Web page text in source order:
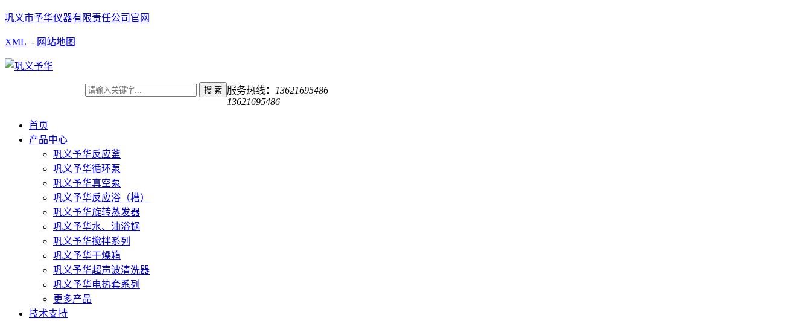
巩义市予华仪器有限责任公司官网
XML - 网站地图
服务热线：
13621695486
13621695486
首页
产品中心
巩义予华反应釜
巩义予华循环泵
巩义予华真空泵
巩义予华反应浴（槽）
巩义予华旋转蒸发器
巩义予华水、油浴锅
巩义予华搅拌系列
巩义予华干燥箱
巩义予华超声波清洗器
巩义予华电热套系列
更多产品
技术支持